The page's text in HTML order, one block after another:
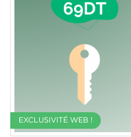
EXCLUSIVITÉ WEB !